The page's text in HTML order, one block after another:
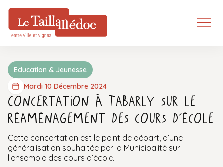
Education & Jeunesse
Mardi 10 Décembre 2024
Concertation à Tabarly sur le
réaménagement des cours d’école
Cette concertation est le point de départ, d’une
généralisation souhaitée par la Municipalité sur
l’ensemble des cours d’école.